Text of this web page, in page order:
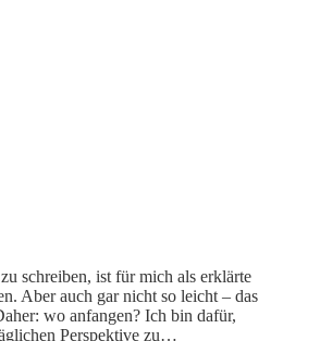
schreiben, ist für mich als erklärte
Aber auch gar nicht so leicht – das
wo anfangen? Ich bin dafür,
Perspektive zu…